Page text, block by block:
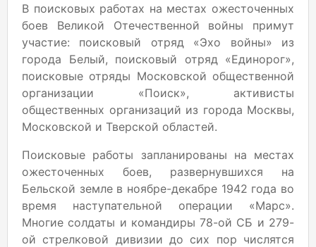
В поисковых работах на местах ожесточенных
боев Великой Отечественной войны примут
участие: поисковый отряд «Эхо войны» из
города Белый, поисковый отряд «Единорог»,
поисковые отряды Московской общественной
организации «Поиск», активисты
общественных организаций из города Москвы,
Московской и Тверской областей.
Поисковые работы запланированы на местах
ожесточенных боев, развернувшихся на
Бельской земле в ноябре-декабре 1942 года во
время наступательной операции «Марс».
Многие солдаты и командиры 78-ой СБ и 279-
ой стрелковой дивизии до сих пор числятся